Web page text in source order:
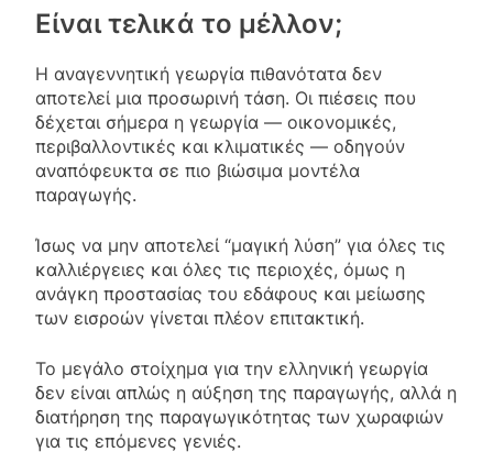
Είναι τελικά το μέλλον;
Η αναγεννητική γεωργία πιθανότατα δεν
αποτελεί μια προσωρινή τάση. Οι πιέσεις που
δέχεται σήμερα η γεωργία — οικονομικές,
περιβαλλοντικές και κλιματικές — οδηγούν
αναπόφευκτα σε πιο βιώσιμα μοντέλα
παραγωγής.
Ίσως να μην αποτελεί “μαγική λύση” για όλες τις
καλλιέργειες και όλες τις περιοχές, όμως η
ανάγκη προστασίας του εδάφους και μείωσης
των εισροών γίνεται πλέον επιτακτική.
Το μεγάλο στοίχημα για την ελληνική γεωργία
δεν είναι απλώς η αύξηση της παραγωγής, αλλά η
διατήρηση της παραγωγικότητας των χωραφιών
για τις επόμενες γενιές.